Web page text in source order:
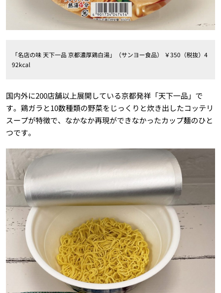
「名店の味 天下一品 京都濃厚鶏白湯」（サンヨー食品） ￥350（税抜）4
92kcal
国内外に200店舗以上展開している京都発祥「天下一品」で
す。鶏ガラと10数種類の野菜をじっくりと炊き出したコッテリ
スープが特徴で、なかなか再現ができなかったカップ麺のひと
つです。